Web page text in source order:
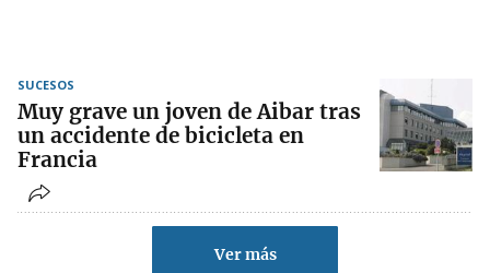
SUCESOS
Muy grave un joven de Aibar tras
un accidente de bicicleta en
Francia
Ver más